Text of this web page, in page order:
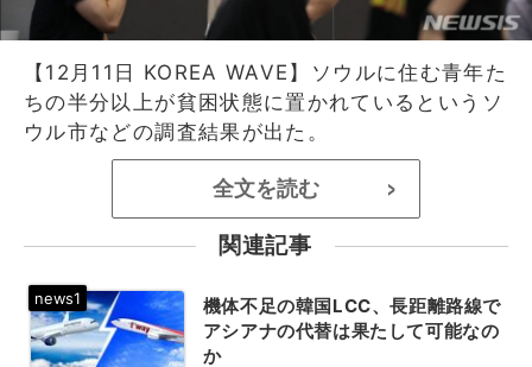
【12月11日 KOREA WAVE】ソウルに住む青年た
ちの半分以上が貧困状態に置かれているというソ
ウル市などの調査結果が出た。
全文を読む >
関連記事
機体不足の韓国LCC、長距離路線で
アシアナの代替は果たして可能なの
か